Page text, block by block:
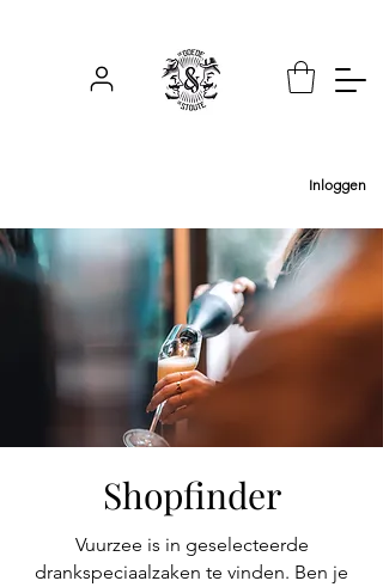
Inloggen
Shopfinder
Vuurzee is in geselecteerde
drankspeciaalzaken te vinden. Ben je